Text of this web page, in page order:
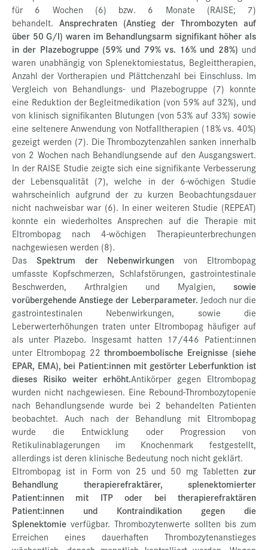
für 6 Wochen (6) bzw. 6 Monate (RAISE; 7)
behandelt. Ansprechraten (Anstieg der Thrombozyten auf
über 50 G/l) waren im Behandlungsarm signifikant höher als
in der Plazebogruppe (59% und 79% vs. 16% und 28%) und
waren unabhängig von Splenektomiestatus, Begleittherapien,
Anzahl der Vortherapien und Plättchenzahl bei Einschluss. Im
Vergleich von Behandlungs- und Plazebogruppe (7) konnte
eine Reduktion der Begleitmedikation (von 59% auf 32%), und
von klinisch signifikanten Blutungen (von 53% auf 33%) sowie
eine seltenere Anwendung von Notfalltherapien (18% vs. 40%)
gezeigt werden (7). Die Thrombozytenzahlen sanken innerhalb
von 2 Wochen nach Behandlungsende auf den Ausgangswert.
In der RAISE Studie zeigte sich eine signifikante Verbesserung
der Lebensqualität (7), welche in der 6-wöchigen Studie
wahrscheinlich aufgrund der zu kurzen Beobachtungsdauer
nicht nachweisbar war (6). In einer weiteren Studie (REPEAT)
konnte ein wiederholtes Ansprechen auf die Therapie mit
Eltrombopag nach 4-wöchigen Therapieunterbrechungen
nachgewiesen werden (8).
Das Spektrum der Nebenwirkungen von Eltrombopag
umfasste Kopfschmerzen, Schlafstörungen, gastrointestinale
Beschwerden, Arthralgien und Myalgien, sowie
vorübergehende Anstiege der Leberparameter. Jedoch nur die
gastrointestinalen Nebenwirkungen, sowie die
Leberwerterhöhungen traten unter Eltrombopag häufiger auf
als unter Plazebo. Insgesamt hatten 17/446 Patient:innen
unter Eltrombopag 22thromboembolische Ereignisse (siehe
EPAR, EMA), bei Patient:innen mit gestörter Leberfunktion ist
dieses Risiko weiter erhöht.Antikörper gegen Eltrombopag
wurden nicht nachgewiesen. Eine Rebound-Thrombozytopenie
nach Behandlungsende wurde bei 2 behandelten Patienten
beobachtet. Auch nach der Behandlung mit Eltrombopag
wurde die Entwicklung oder Progression von
Retikulinablagerungen im Knochenmark festgestellt,
allerdings ist deren klinische Bedeutung noch nicht geklärt.
Eltrombopag ist in Form von 25 und 50 mg Tabletten zur
Behandlung therapierefraktärer, splenektomierter
Patient:innen mit ITP oder bei therapierefraktären
Patient:innen und Kontraindikation gegen die
Splenektomie verfügbar. Thrombozytenwerte sollten bis zum
Erreichen eines dauerhaften Thrombozytenanstieges